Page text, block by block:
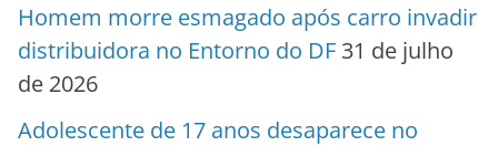
Homem morre esmagado após carro invadir
distribuidora no Entorno do DF 31 de julho
de 2026
Adolescente de 17 anos desaparece no